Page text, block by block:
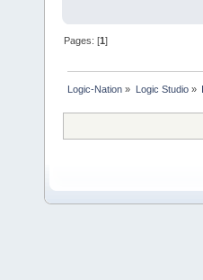
Pages: [1]
Logic-Nation » Logic Studio»